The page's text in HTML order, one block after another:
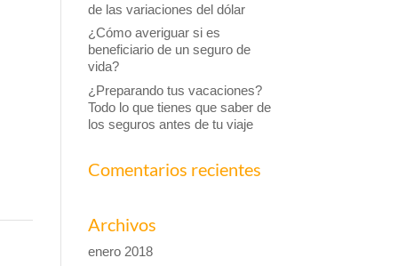
de las variaciones del dólar
¿Cómo averiguar si es
beneficiario de un seguro de
vida?
¿Preparando tus vacaciones?
Todo lo que tienes que saber de
los seguros antes de tu viaje
Comentarios recientes
Archivos
enero 2018